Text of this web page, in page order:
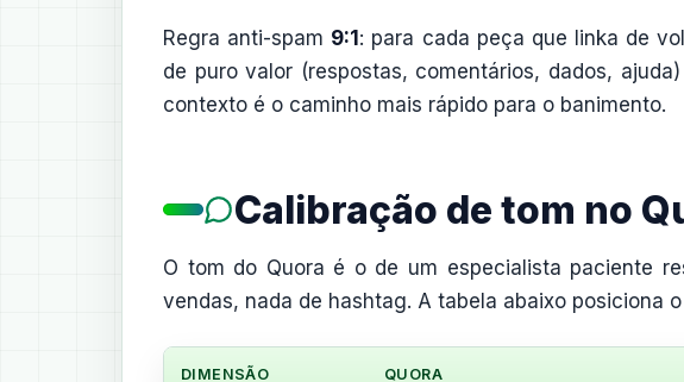
Regra anti-spam 9:1: para cada peça que linka de
de puro valor (respostas, comentários, dados,
contexto é o caminho mais rápido para o banimento.
Calibração de tom no
O tom do Quora é o de um especialista paciente
vendas, nada de hashtag. A tabela abaixo posiciona
DIMENSÃO QUORA